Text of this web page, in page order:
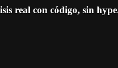
real con código, sin